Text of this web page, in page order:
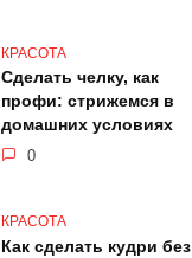
КРАСОТА
Сделать челку, как
профи: стрижемся в
домашних условиях
0
КРАСОТА
Как сделать кудри без